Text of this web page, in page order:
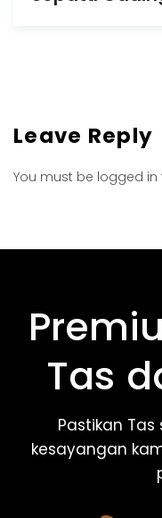
Leave Reply
You must be logged in
Tas
Pastikan
kesayangan